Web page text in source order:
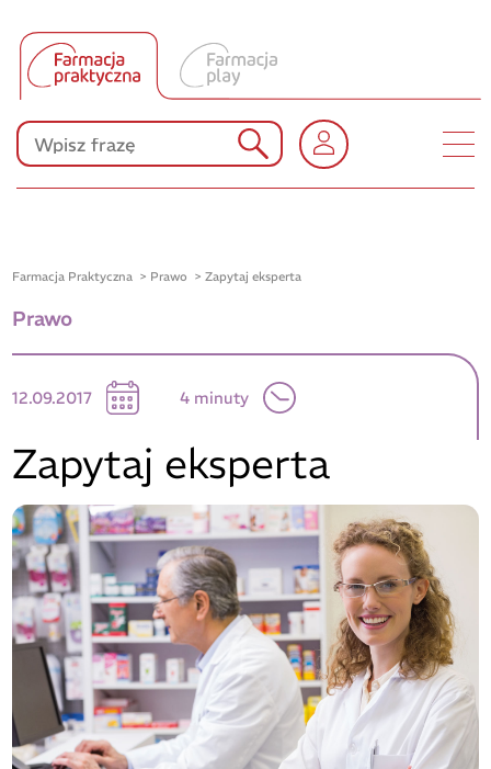
Produkty Polpharmy
KONKURSY
Farmacja Praktyczna Prawo Zapytaj eksperta
Prawo
12.09.2017 4 minuty
Zapytaj eksperta